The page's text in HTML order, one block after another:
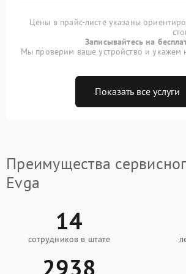
Цены в прайс-листе указаны
Записывайтесь на
Мы проверим ваше устройство и укажем
Показать все услуги
Преимущества
Evga
14
сотрудников в штате
2938